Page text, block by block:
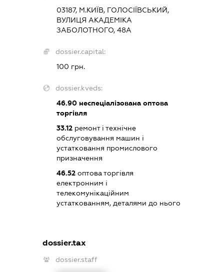
03187, М.КИЇВ, ГОЛОСІЇВСЬКИЙ,
ВУЛИЦЯ АКАДЕМІКА
ЗАБОЛОТНОГО, 48А
dossier.capital:
100 грн.
dossier.kveds:
46.90 неспеціалізована оптова
торгівля
33.12 ремонт і технічне
обслуговування машин і
устатковання промислового
призначення
46.52 оптова торгівля
електронним і
телекомунікаційним
устаткованням, деталями до нього
dossier.tax
dossier.staff